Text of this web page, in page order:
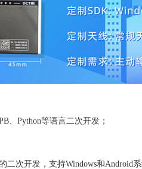
、Python等语言二次开发；
二次开发，支持Windows和Android系